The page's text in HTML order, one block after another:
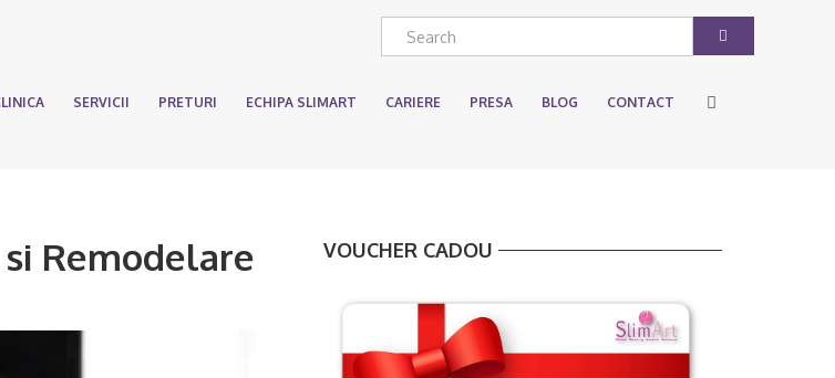
SERVICII PRETURI ECHIPA SLIMART CARIERE PRESA BLOG CONTACT
Remodelare
VOUCHER CADOU